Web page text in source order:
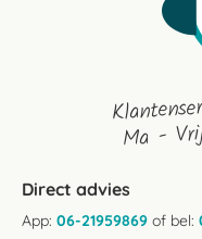
Ma -
Direct advies
App: 06-21959869 of bel: